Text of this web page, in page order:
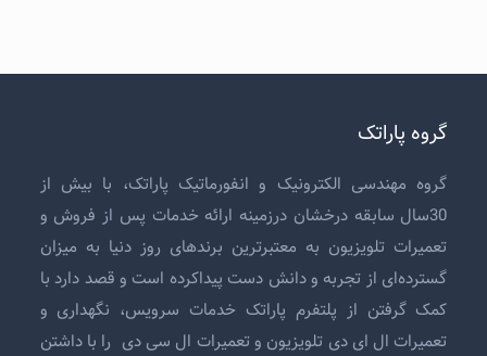
گروه پاراتک
گروه مهندسی الکترونیک و انفورماتیک پاراتک، با بیش از
30سال سابقه درخشان درزمینه ارائه خدمات پس از فروش و
تعمیرات تلویزیون به معتبرترین برندهای روز دنیا به میزان
گسترده‌ای از تجربه و دانش دست پیداکرده است و قصد دارد با
کمک گرفتن از پلتفرم پاراتک خدمات سرویس، نگهداری و
تعمیرات ال ای دی تلویزیون وتعمیرات ال سی دی را با داشتن